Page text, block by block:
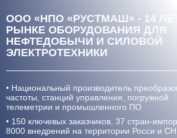
ООО «НПО «РУСТМАШ» - 14
РЫНКЕ ОБОРУДОВАНИЯ ДЛЯ
НЕФТЕДОБЫЧИ И СИЛОВОЙ
ЭЛЕКТРОТЕХНИКИ
• Национальный производитель
частоты, станций управления, погружной
телеметрии и промышленного ПО
• 150 ключевых заказчиков, 37 стран-
8000 внедрений на территории Росси и